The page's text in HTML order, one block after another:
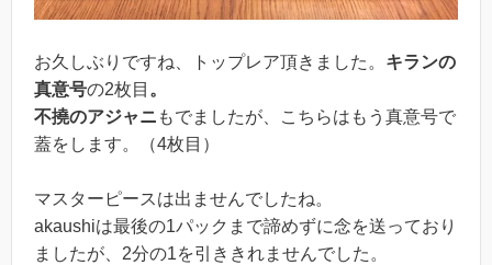
お久しぶりですね、トップレア頂きました。 キランの
真意号の2枚目 。
不撓のアジャニ もでましたが、こちらはもう真意号で
蓋をします。（4枚目）
マスターピースは出ませんでしたね。
akaushiは最後の1パックまで諦めずに念を送っており
ましたが、2分の1を引ききれませんでした。